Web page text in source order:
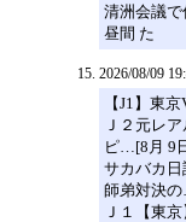
清洲会議
昼間 た
2026/08/09
【J1】東
Ｊ２元レ
ピ…[8月 9
サカバカ日
師弟対決
Ｊ１【東